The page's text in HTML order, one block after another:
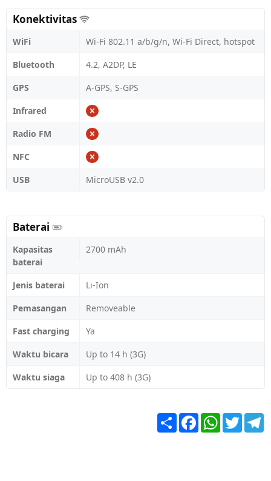
Konektivitas
WiFi
Wi-Fi 802.11 a/b/g/n, Wi-Fi Direct, hotspot
Bluetooth
4.2, A2DP, LE
GPS
A-GPS, S-GPS
Infrared
Radio FM
NFC
USB
MicroUSB v2.0
Baterai
Kapasitas
baterai
2700 mAh
Jenis baterai
Li-Ion
Pemasangan
Removeable
Fast charging
Ya
Waktu bicara
Up to 14 h (3G)
Waktu siaga
Up to 408 h (3G)
Share FacebookWhatsApp
Twitter